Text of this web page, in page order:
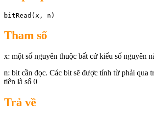
bitRead(x, n)
Tham số
x: một số nguyên thuộc bất cứ kiểu số nguyên
n: bit cần đọc. Các bit sẽ được tính từ phải qua
tiên là số 0
Trả về